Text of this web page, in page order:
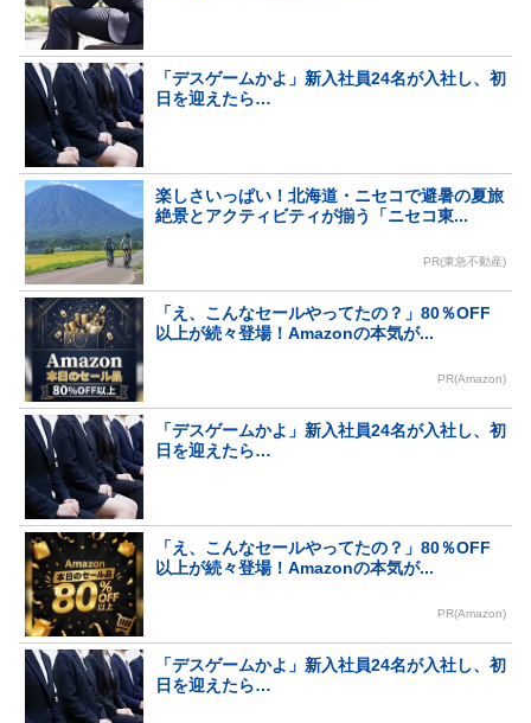
「デスゲームかよ」新入社員24名が入社し、初
日を迎えたら…
楽しさいっぱい！北海道・ニセコで避暑の夏旅
絶景とアクティビティが揃う「ニセコ東...
PR(東急不動産)
「え、こんなセールやってたの？」80％OFF
以上が続々登場！Amazonの本気が...
PR(Amazon)
「デスゲームかよ」新入社員24名が入社し、初
日を迎えたら…
「え、こんなセールやってたの？」80％OFF
以上が続々登場！Amazonの本気が...
PR(Amazon)
「デスゲームかよ」新入社員24名が入社し、初
日を迎えたら…